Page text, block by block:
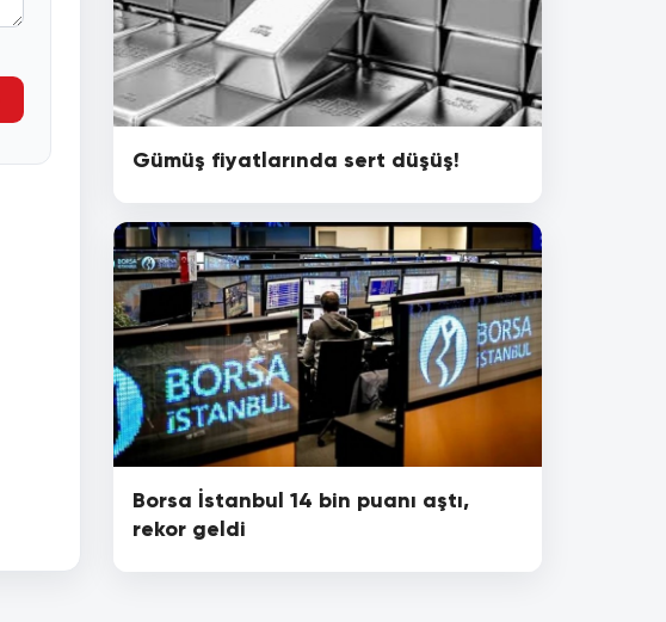
Gümüş fiyatlarında sert düşüş!
Borsa İstanbul 14 bin puanı aştı,
rekor geldi